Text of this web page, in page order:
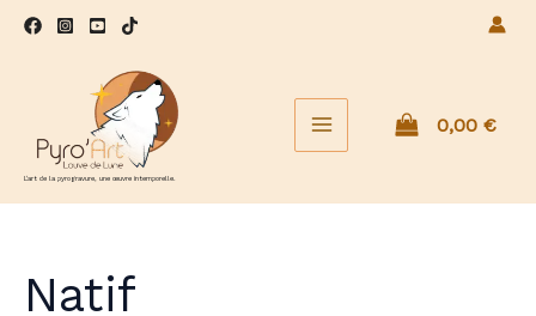
Aller
L'art de la pyrogravure, une œuvre intemporelle.
0,00 €
Natif